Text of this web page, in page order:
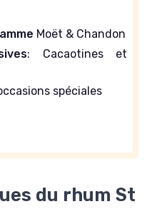
Moët & Chandon
: Cacaotines et
spéciales
du rhum St